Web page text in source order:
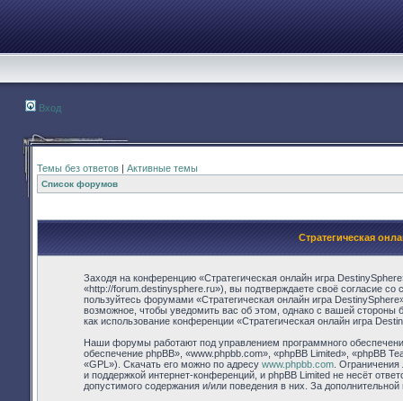
Вход
Темы без ответов | Активные темы
Список форумов
Стратегическая
Заходя на конференцию «Стратегическая онлайн игра
«http://forum.destinysphere.ru»), вы подтверждаете своё согласие
пользуйтесь форумами «Стратегическая онлайн игра
возможное, чтобы уведомить вас об этом, однако с вашей стороны
как использование конференции «Стратегическая онлайн игра
Наши форумы работают под управлением программного
обеспечение phpBB», «www.phpbb.com», «phpBB Limited», «phpBB
«GPL»). Скачать его можно по адресу www.phpbb.com. Ограничения
и поддержкой интернет-конференций, и phpBB Limited не несёт
допустимого содержания и/или поведения в них. За